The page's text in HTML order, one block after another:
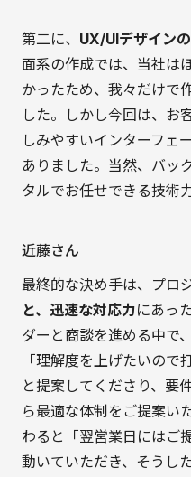
第二に、 UX/UIデザイン
面系の作成では、当社は
かったため、我々だけで
した。しかし今回は、お
しみやすいインターフェ
ありました。当然、バッ
タルでお任せできる技術
近藤さん
最終的な決め手は、プロ
と、迅速な対応力にあっ
ダーと商談を進める中で
「理解度を上げたいので
と提案してくださり、要
ら最適な体制をご提案い
わると「翌営業日にはご
動いていただき、そうし